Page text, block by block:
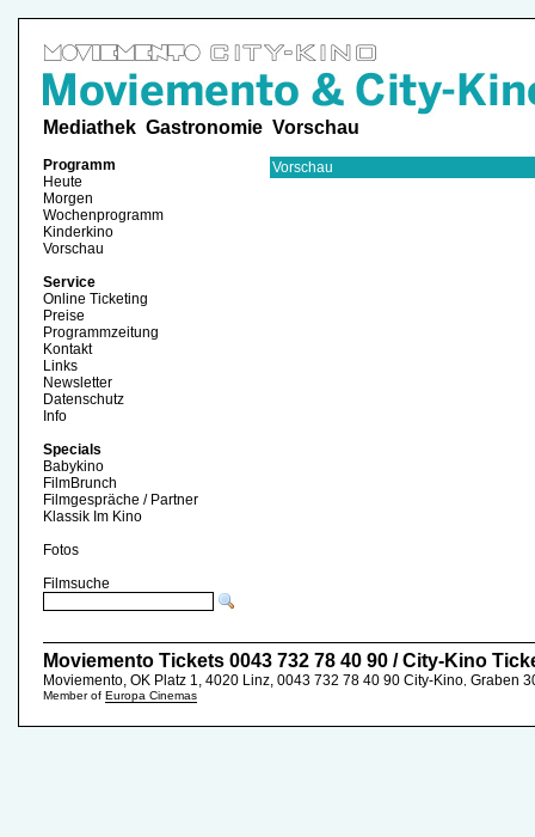
Mediathek Gastronomie Vorschau
Programm
Heute
Morgen
Wochenprogramm
Kinderkino
Vorschau
Service
Online Ticketing
Preise
Programmzeitung
Kontakt
Links
Newsletter
Datenschutz
Info
Specials
Babykino
FilmBrunch
Filmgespräche / Partner
Klassik Im Kino
Fotos
Filmsuche
Vorschau
Moviemento Tickets 0043 732 78 40 90 / City-Kino
Moviemento, OK Platz 1, 4020 Linz, 0043 732 78 40 90 City-Kino Graben
Member of Europa Cinemas